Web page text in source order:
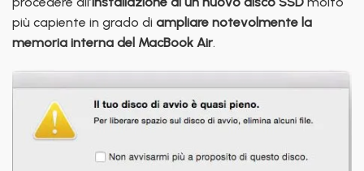
più capiente in grado di ampliare notevolmente la
memoria interna del MacBook Air.